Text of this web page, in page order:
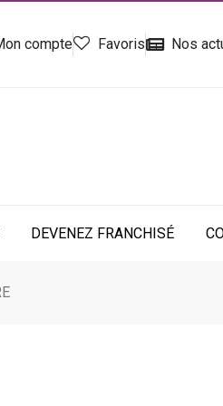
compte Favoris Nos
DEVENEZ FRANCHISÉ